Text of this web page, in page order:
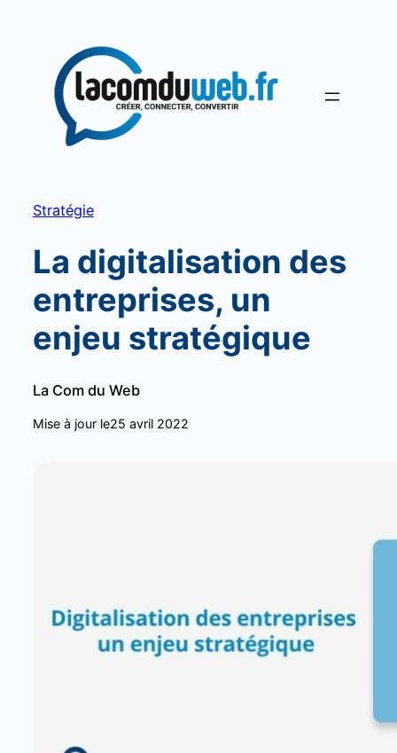
contenu
Stratégie
La digitalisation des
entreprises, un
enjeu stratégique
La Com du Web
Mise à jour le25 avril 2022